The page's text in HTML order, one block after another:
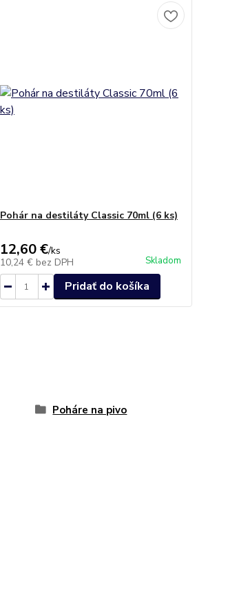
Pohár na destiláty Classic 70ml (6 ks)
12,60 €/ks
10,24 € bez DPH Skladom
Pridať do košíka
Poháre na pivo